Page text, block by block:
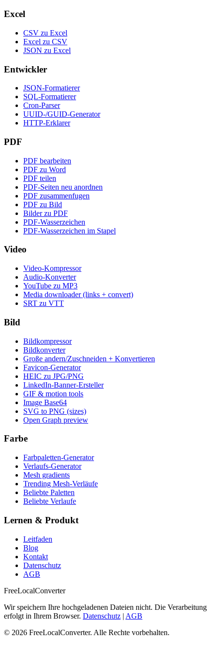
Excel
CSV zu Excel
Excel zu CSV
JSON zu Excel
Entwickler
JSON-Formatierer
SQL-Formatierer
Cron-Parser
UUID-/GUID-Generator
HTTP-Erklarer
PDF
PDF bearbeiten
PDF zu Word
PDF teilen
PDF-Seiten neu anordnen
PDF zusammenfugen
PDF zu Bild
Bilder zu PDF
PDF-Wasserzeichen
PDF-Wasserzeichen im Stapel
Video
Video-Kompressor
Audio-Konverter
YouTube zu MP3
Media downloader (links + convert)
SRT zu VTT
Bild
Bildkompressor
Bildkonverter
Große andern/Zuschneiden + Konvertieren
Favicon-Generator
HEIC zu JPG/PNG
LinkedIn-Banner-Ersteller
GIF & motion tools
Image Base64
SVG to PNG (sizes)
Open Graph preview
Farbe
Farbpaletten-Generator
Verlaufs-Generator
Mesh gradients
Trending Mesh-Verläufe
Beliebte Paletten
Beliebte Verlaufe
Lernen & Produkt
Leitfaden
Blog
Kontakt
Datenschutz
AGB
FreeLocalConverter
Wir speichern Ihre hochgeladenen Dateien nicht. Die Verarbeitung
erfolgt in Ihrem Browser. Datenschutz | AGB
© 2026 FreeLocalConverter. Alle Rechte vorbehalten.